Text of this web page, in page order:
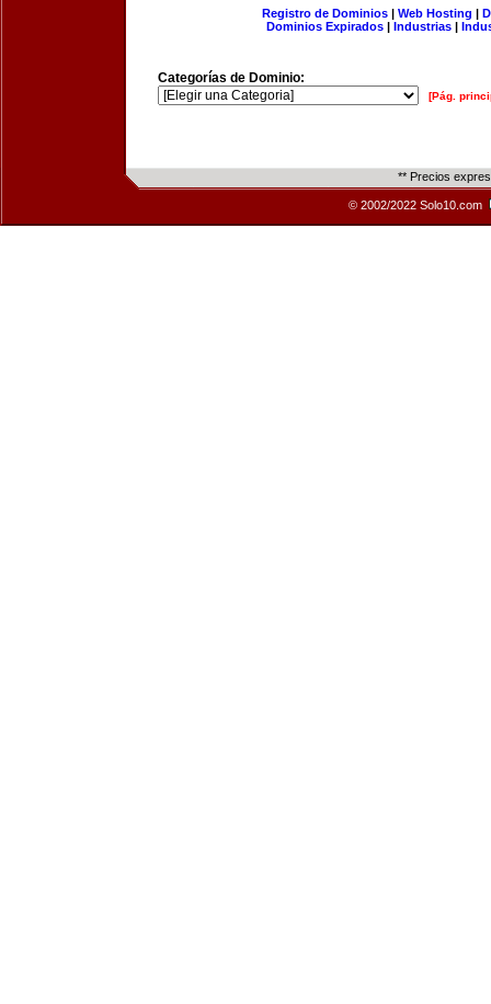
Registro de Dominios| Web Hosting |
Dominios Expirados | Industrias |
Categorías de Dominio:
[Pág.
** Precios
© 2002/2022 Solo10.com